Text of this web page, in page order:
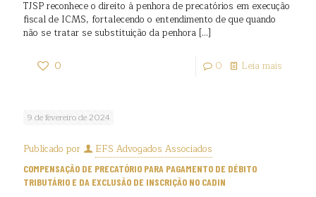
TJSP reconhece o direito à penhora de precatórios em execução
fiscal de ICMS, fortalecendo o entendimento de que quando
não se tratar se substituição da penhora […]
0 0 Leia mais
9 de fevereiro de 2024
Publicado por EFS Advogados Associados
COMPENSAÇÃO DE PRECATÓRIO PARA PAGAMENTO DE DÉBITO
TRIBUTÁRIO E DA EXCLUSÃO DE INSCRIÇÃO NO CADIN